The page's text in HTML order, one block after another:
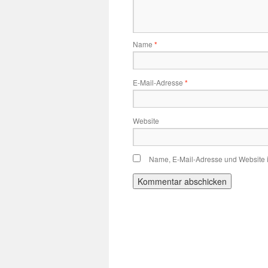
Name *
E-Mail-Adresse *
Website
Name, E-Mail-Adresse und